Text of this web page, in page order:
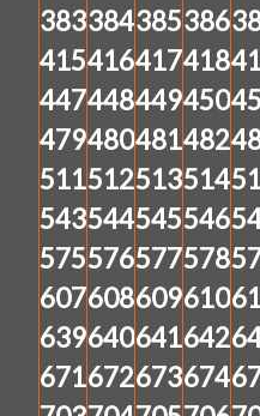
383384385386
415416417418
447448449450
479480481482
511512513514
543544545546
575576577578
607608609610
639640641642
671672673674